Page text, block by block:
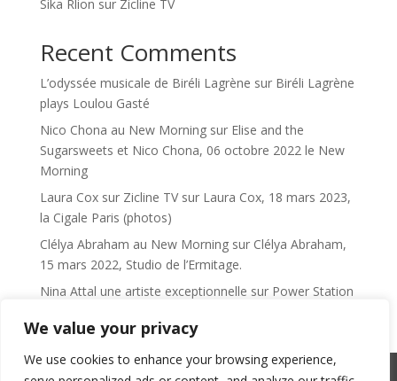
We value your privacy
We use cookies to enhance your browsing experience,
Sika Rlion sur Zicline TV
Recent Comments
L’odyssée musicale de Biréli Lagrène sur Biréli Lagrène
plays Loulou Gasté
Nico Chona au New Morningsur Elise and the
Sugarsweets et Nico Chona, 06 octobre 2022 le New
Morning
Laura Cox sur Zicline TVsur Laura Cox, 18 mars 2023,
la Cigale Paris (photos)
Clélya Abraham au New Morningsur Clélya Abraham,
15 mars 2022, Studio de l’Ermitage.
Nina Attal une artiste exceptionnelle sur Power Station